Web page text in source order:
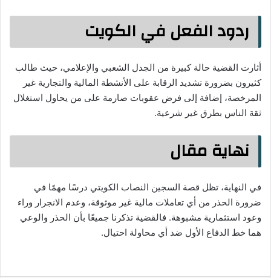
ردود الفعل في الكويت
أثارت القضية حالة كبيرة من الجدل الشعبي والإعلامي، حيث طالب
كثيرون بضرورة تشديد الرقابة على الأنشطة المالية والتجارية غير
المرخصة، إضافة إلى فرض عقوبات صارمة على من يحاول استغلال
ثقة الناس بطرق غير شرعية.
نهاية مقال
في النهاية، تظل قصة السجين النصاب الكويتي درسًا مهمًا في
ضرورة الحذر من أي تعاملات مالية غير موثوقة، وعدم الانجرار وراء
وعود استثمارية مشبوهة. فالقضية تذكرنا جميعًا بأن الحذر والوعي
هما خط الدفاع الأول ضد أي محاولة احتيال.